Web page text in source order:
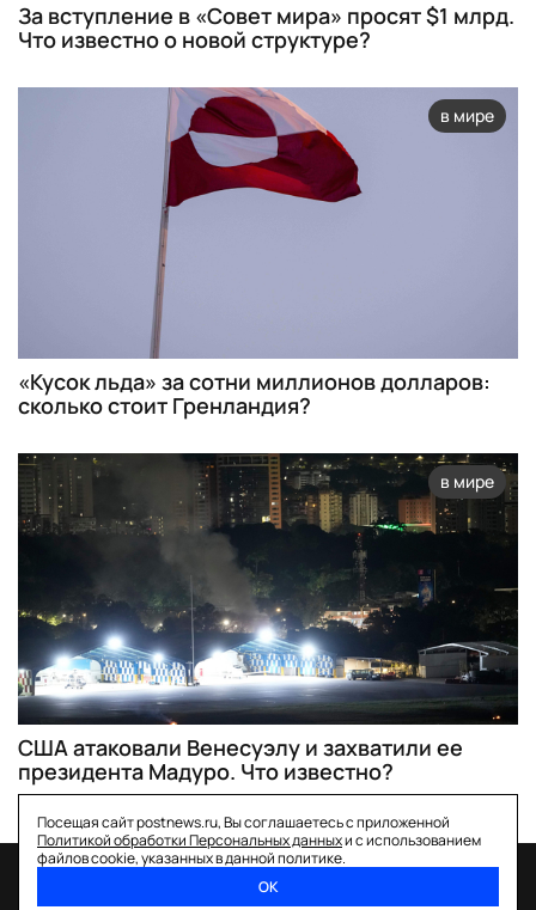
За вступление в «Совет мира» просят $1 млрд.
Что известно о новой структуре?
в мире
«Кусок льда» за сотни миллионов долларов:
сколько стоит Гренландия?
в мире
США атаковали Венесуэлу и захватили ее
президента Мадуро. Что известно?
Посещая сайт postnews.ru, Вы соглашаетесь с приложенной
Политикой обработки Персональных данныхи с использованием
файлов cookie, указанных в данной политике.
ОК